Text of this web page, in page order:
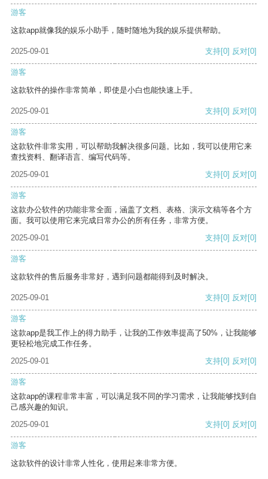
游客
这款app就像我的娱乐小助手，随时随地为我的娱乐提供帮助。
2025-09-01 支持[0] 反对[0]
游客
这款软件的操作非常简单，即使是小白也能快速上手。
2025-09-01 支持[0] 反对[0]
游客
这款软件非常实用，可以帮助我解决很多问题。比如，我可以使用它来
查找资料、翻译语言、编写代码等。
2025-09-01
支持[0] 反对[0]
游客
这款办公软件的功能非常全面，涵盖了文档、表格、演示文稿等各个方
面。我可以使用它来完成日常办公的所有任务，非常方便。
2025-09-01
支持[0] 反对[0]
游客
这款软件的售后服务非常好，遇到问题都能得到及时解决。
2025-09-01 支持[0] 反对[0]
游客
这款app是我工作上的得力助手，让我的工作效率提高了50%，让我能够
更轻松地完成工作任务。
2025-09-01
支持[0] 反对[0]
游客
这款app的课程非常丰富，可以满足我不同的学习需求，让我能够找到自
己感兴趣的知识。
2025-09-01
支持[0] 反对[0]
游客
这款软件的设计非常人性化，使用起来非常方便。